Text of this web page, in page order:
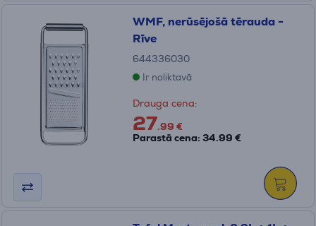
WMF, nerūsējošā tērauda -
Rīve
644336030
Ir noliktavā
Drauga cena:
27.99 €
Parastā cena: 34.99 €